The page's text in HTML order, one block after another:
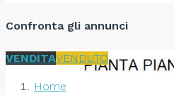
Confronta gli annunci
VENDITAVENDUTO
Home